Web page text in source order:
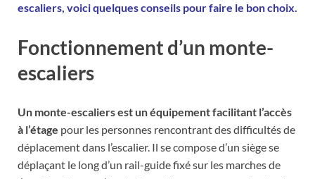
escaliers, voici quelques conseils pour faire le bon choix.
Fonctionnement d’un monte-
escaliers
Un monte-escaliers est un équipement facilitant l’accès
à l’étage pour les personnes rencontrant des difficultés de
déplacement dans l’escalier. Il se compose d’un siège se
déplaçant le long d’un rail-guide fixé sur les marches de